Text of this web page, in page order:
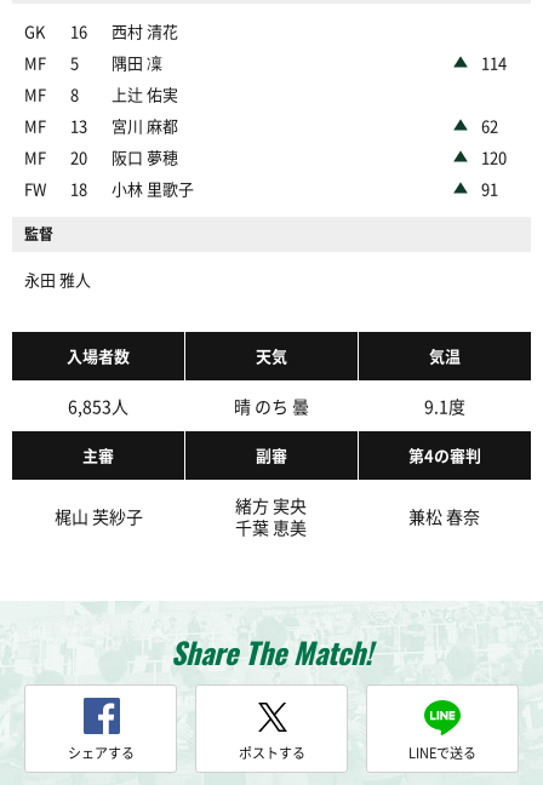
GK 16
西村 清花
MF
5 隅田 凜
114
MF
8
上辻 佑実
MF
13 宮川 麻都
62
MF
20 阪口 夢穂
120
FW
18 小林 里歌子 91
監督
永田 雅人
入場者数 天気 気温
6,853人 晴 のち 曇 9.1度
主審 副審 第4の審判
梶山 芙紗子
緒方 実央
千葉 恵美
兼松 春奈
Share The Match!
シェアする ポストする LINEで送る